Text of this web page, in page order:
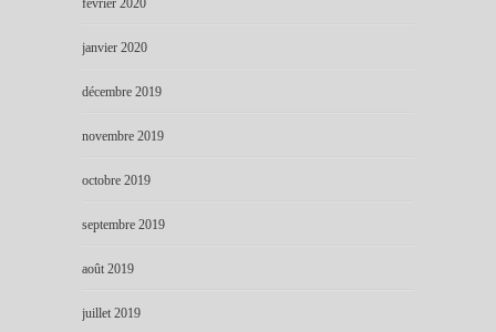
février 2020
janvier 2020
décembre 2019
novembre 2019
octobre 2019
septembre 2019
août 2019
juillet 2019